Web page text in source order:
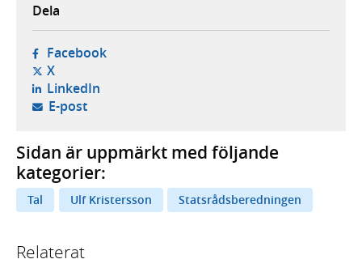
Dela
Facebook- öppnas i ny flik, extern webbplats,
X- öppnas i ny flik, extern webbplats,
LinkedIn- öppnas i ny flik, extern webbplats,
E-post- öppnar din e-postklient,
Sidan är uppmärkt med följande
kategorier:
Tal Ulf Kristersson Statsrådsberedningen
Relaterat